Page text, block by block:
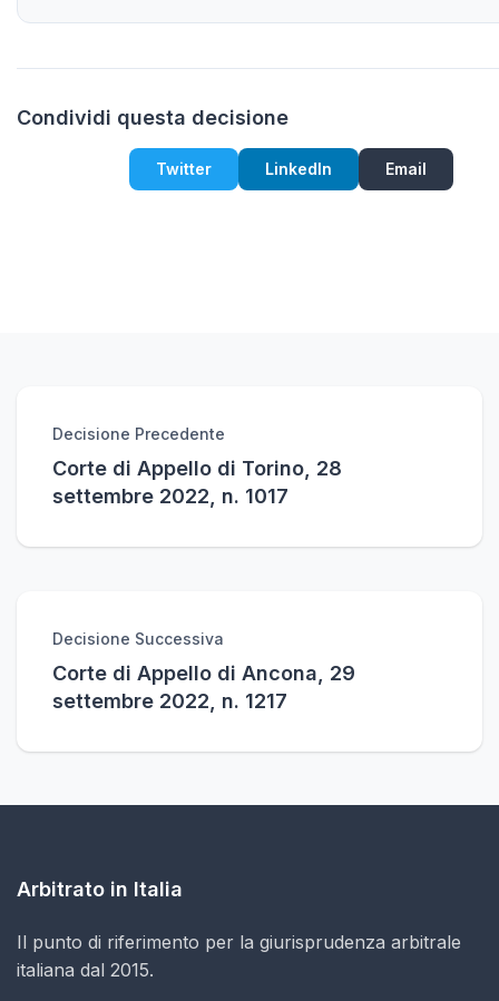
Condividi questa decisione
Twitter LinkedIn Email
Decisione Precedente
Corte di Appello di Torino, 28
settembre 2022, n. 1017
Decisione Successiva
Corte di Appello di Ancona, 29
settembre 2022, n. 1217
Arbitrato in Italia
Il punto di riferimento per la giurisprudenza arbitrale
italiana dal 2015.